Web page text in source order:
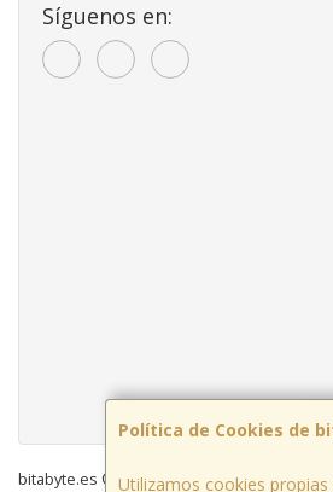
Política de Cookies de
Utilizamos cookies
Síguenos en:
bitabyte.es © 2026